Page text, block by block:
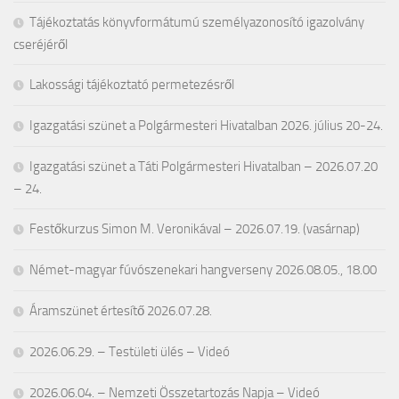
Tájékoztatás könyvformátumú személyazonosító igazolvány
cseréjéről
Lakossági tájékoztató permetezésről
Igazgatási szünet a Polgármesteri Hivatalban 2026. július 20-24.
Igazgatási szünet a Táti Polgármesteri Hivatalban – 2026.07.20
– 24.
Festőkurzus Simon M. Veronikával – 2026.07.19. (vasárnap)
Német-magyar fúvószenekari hangverseny 2026.08.05., 18.00
Áramszünet értesítő 2026.07.28.
2026.06.29. – Testületi ülés – Videó
2026.06.04. – Nemzeti Összetartozás Napja – Videó